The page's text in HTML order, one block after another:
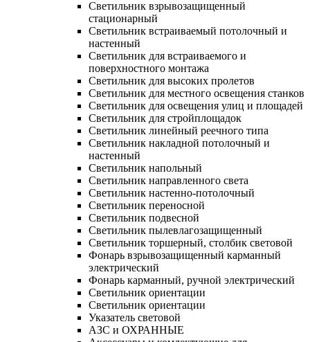
Светильник взрывозащищенный
стационарный
Светильник встраиваемый потолочный и
настенный
Светильник для встраиваемого и
поверхностного монтажа
Светильник для высоких пролетов
Светильник для местного освещения станков
Светильник для освещения улиц и площадей
Светильник для стройплощадок
Светильник линейный реечного типа
Светильник накладной потолочный и
настенный
Светильник напольный
Светильник направленного света
Светильник настенно-потолочный
Светильник переносной
Светильник подвесной
Светильник пылевлагозащищенный
Светильник торшерный, столбик световой
Фонарь взрывозащищенный карманный
электрический
Фонарь карманный, ручной электрический
Светильник ориентации
Светильник ориентации
Указатель световой
АЗС и ОХРАННЫЕ